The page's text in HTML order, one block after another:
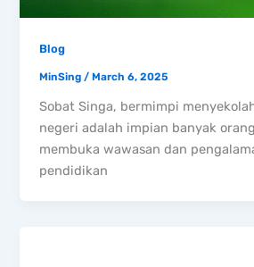
Blog
MinSing /March 6, 2025
Sobat Singa, bermimpi
negeri adalah impian banyak
membuka wawasan dan
pendidikan